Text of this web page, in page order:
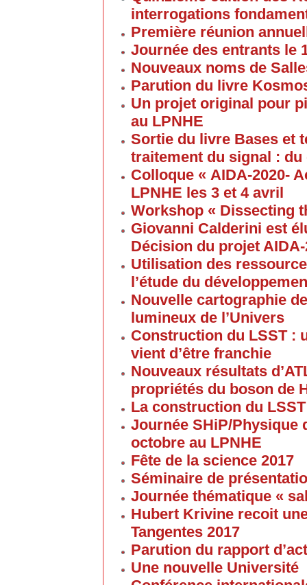
interrogations
Première réunion
Journée des entrants le
Nouveaux noms de
Parution du livre
Un projet original pour
au LPNHE
Sortie du livre Bases et
traitement du signal :
Colloque « AIDA-2020-
LPNHE les 3 et 4 avril
Workshop « Dissecting
Giovanni Calderini est
Décision du projet AIDA-
Utilisation des
l’étude du
Nouvelle cartographie
lumineux de l’Univers
Construction du LSST :
vient d’être franchie
Nouveaux résultats
propriétés du boson de
La construction du
Journée SHiP/Physique
octobre au LPNHE
Fête de la science 2017
Séminaire de
Journée thématique «
Hubert Krivine recoit
Tangentes 2017
Parution du rapport
Une nouvelle Université